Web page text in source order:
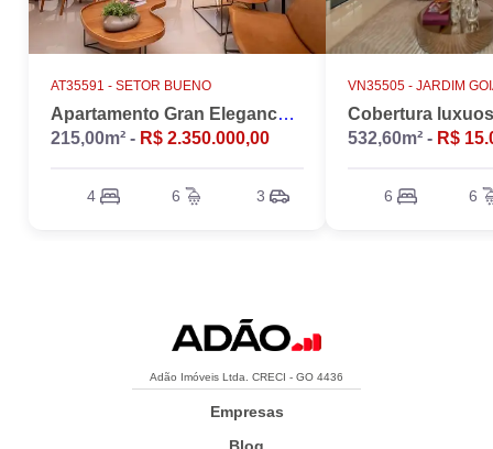
AT35591 - SETOR BUENO
Apartamento Gran Elegance - 4 suites + Home Office
215,00m² - R$ 2.350.000,00
4 6 3
VN35505 - JARDIM
532,60m² - R$
6 6
Adão Imóveis Ltda. CRECI - GO 4436
Empresas